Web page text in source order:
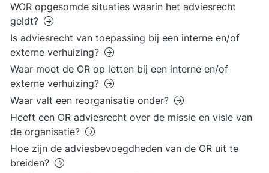
WOR opgesomde situaties waarin het adviesrecht
geldt?
Is adviesrecht van toepassing bij een interne en/of
externe verhuizing?
Waar moet de OR op letten bij een interne en/of
externe verhuizing?
Waar valt een reorganisatie onder?
Heeft een OR adviesrecht over de missie en visie van
de organisatie?
Hoe zijn de adviesbevoegdheden van de OR uit te
breiden?